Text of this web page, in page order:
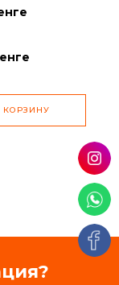
КОРЗИНУ